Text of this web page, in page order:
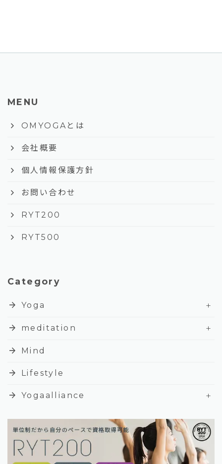
MENU
keyboard_arrow_right OMYOGAとは
keyboard_arrow_right 会社概要
keyboard_arrow_right 個人情報保護方針
keyboard_arrow_right お問い合わせ
keyboard_arrow_right RYT200
keyboard_arrow_right RYT500
Category
arrow_forward Yoga
+
arrow_forward
meditation
+
arrow_forward
Mind
arrow_forward Lifestyle
arrow_forward Yogaalliance +